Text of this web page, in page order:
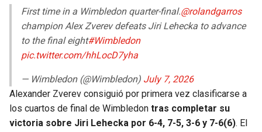
First time in a Wimbledon quarter-final.@rolandgarros
champion Alex Zverev defeats Jiri Lehecka to advance
to the final eight#Wimbledon
pic.twitter.com/hhLocD7yha
— Wimbledon (@Wimbledon) July 7, 2026
Alexander Zverev consiguió por primera vez clasificarse a
los cuartos de final de Wimbledon tras completar su
victoria sobre Jiri Lehecka por 6-4, 7-5, 3-6 y 7-6(6). El